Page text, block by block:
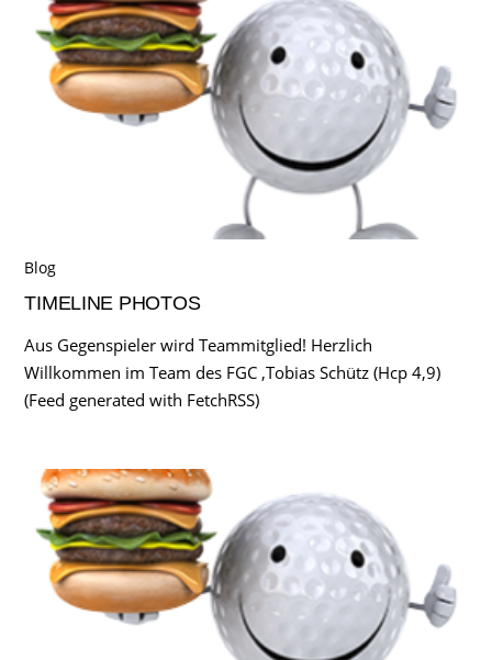
Blog
TIMELINE PHOTOS
Aus Gegenspieler wird Teammitglied! Herzlich
Willkommen im Team des FGC ,Tobias Schütz (Hcp 4,9)
(Feed generated with FetchRSS)